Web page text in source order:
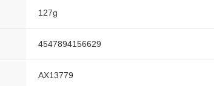
127g
4547894156629
AX13779